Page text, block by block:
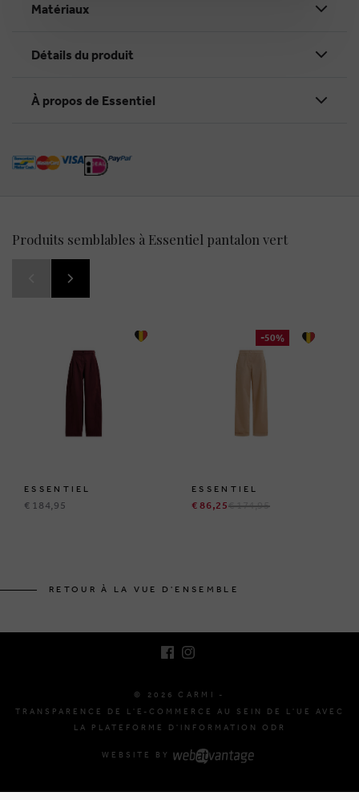
Matériaux
Détails du produit
À propos de Essentiel
Produits semblables à Essentiel pantalon vert
ESSENTIEL
€ 184,95
-50%
ESSENTIEL
€ 86,25€ 174,95
RETOUR À LA VUE D'ENSEMBLE
© 2026 CARMI -
TRANSPARENCE DE L'E-COMMERCE AU SEIN DE L'UE AVEC
LA PLATEFORME D'INFORMATION ODR
WEBSITE BY